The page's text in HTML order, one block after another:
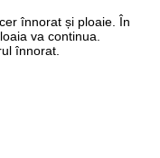
înnorat și ploaie. În
va continua.
înnorat.